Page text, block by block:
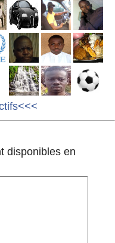
disponibles en